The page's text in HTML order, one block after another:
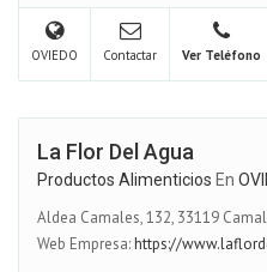
OVIEDO Contactar Ver Teléfono
La Flor Del Agua
Productos Alimenticios En
Aldea Camales, 132, 33119
Web Empresa:https://